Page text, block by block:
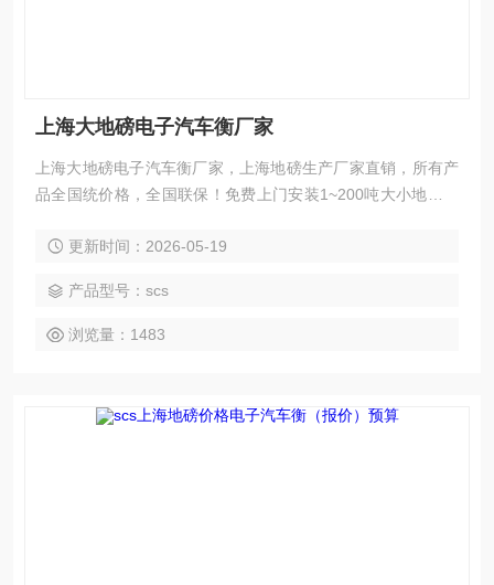
上海大地磅电子汽车衡厂家
上海大地磅电子汽车衡厂家，上海地磅生产厂家直销，所有产
品全国统价格，全国联保！免费上门安装1~200吨大小地磅。
更新时间：2026-05-19
产品型号：scs
浏览量：1483